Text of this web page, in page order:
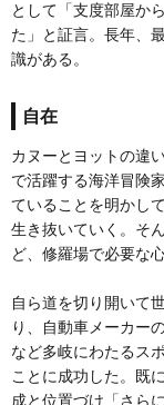
として「支度部屋か
た」と証言。長年、
識がある。
自在
カヌーとヨットの違
で活躍する海洋冒険
ていることを明かし
生き抜いていく。そ
ど、修羅場で必要な
自ら道を切り開いて
り、自動車メーカー
など多岐にわたるス
ことに成功した。既
成と位置づけ「さら